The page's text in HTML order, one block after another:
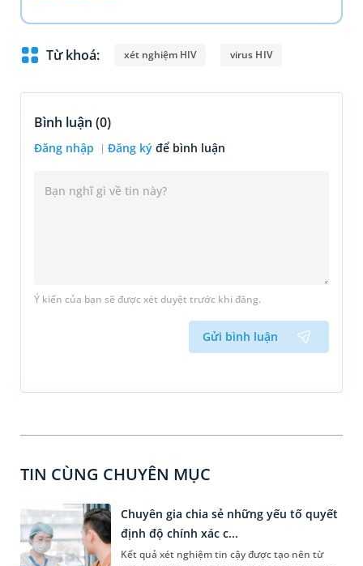
Từ khoá: xét nghiệm HIV virus HIV
Bình luận (0)
Đăng nhập Đăng ký để bình luận
Ý kiến của bạn sẽ được xét duyệt trước khi đăng.
Gửi bình luận
TIN CÙNG CHUYÊN MỤC
Chuyên gia chia sẻ những yếu tố quyết
định độ chính xác c...
Kết quả xét nghiệm tin cậy được tạo nên từ